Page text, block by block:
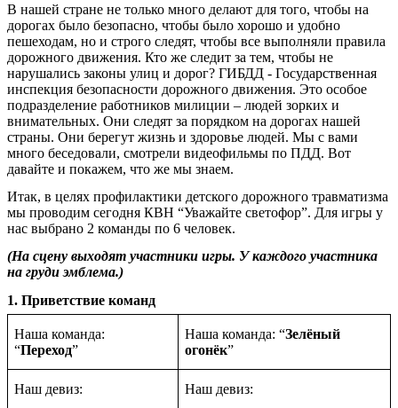
В нашей стране не только много делают для того, чтобы на
дорогах было безопасно, чтобы было хорошо и удобно
пешеходам, но и строго следят, чтобы все выполняли правила
дорожного движения. Кто же следит за тем, чтобы не
нарушались законы улиц и дорог? ГИБДД - Государственная
инспекция безопасности дорожного движения. Это особое
подразделение работников милиции – людей зорких и
внимательных. Они следят за порядком на дорогах нашей
страны. Они берегут жизнь и здоровье людей. Мы с вами
много беседовали, смотрели видеофильмы по ПДД. Вот
давайте и покажем, что же мы знаем.
Итак, в целях профилактики детского дорожного травматизма
мы проводим сегодня КВН “Уважайте светофор”. Для игры у
нас выбрано 2 команды по 6 человек.
(На сцену выходят участники игры. У каждого участника
на груди эмблема.)
1. Приветствие команд
Наша команда:
“Переход”
Наша команда: “Зелёный
огонёк”
Наш девиз:
Наш девиз: